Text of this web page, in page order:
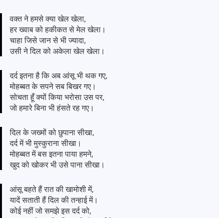
वक्त ने हमसे क्या खेल खेला,
हर ख्वाब को हकीकत से मेल खेला।
चाहा जिसे जान से भी ज्यादा,
उसी ने दिल को अकेला खेल खेला।
दर्द इतना है कि अब आंसू भी थक गए,
मोहब्बत के सपने सब बिखर गए।
सोचता हूँ क्यों किया भरोसा उस पर,
जो हमारे बिना भी हंसते रह गए।
दिल के जख्मों को छुपाना सीखा,
दर्द में भी मुस्कुराना सीखा।
मोहब्बत में बस इतना पाया हमने,
खुद को खोकर भी उसे पाना सीखा।
आंसू बहते हैं रात की खामोशी में,
यादें सताती हैं दिल की तन्हाई में।
कोई नहीं जो समझे इस दर्द को,